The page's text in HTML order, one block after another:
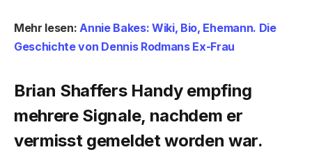
Mehr lesen: Annie Bakes: Wiki, Bio, Ehemann. Die
Geschichte von Dennis Rodmans Ex-Frau
Brian Shaffers Handy empfing
mehrere Signale, nachdem er
vermisst gemeldet worden war.